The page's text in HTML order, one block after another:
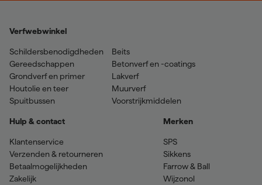
Verfwebwinkel
Schildersbenodigdheden
Gereedschappen
Grondverf en primer
Houtolie en teer
Spuitbussen
Beits
Betonverf en -coatings
Lakverf
Muurverf
Voorstrijkmiddelen
Hulp & contact
Klantenservice
Verzenden & retourneren
Betaalmogelijkheden
Zakelijk
Merken
SPS
Sikkens
Farrow & Ball
Wijzonol